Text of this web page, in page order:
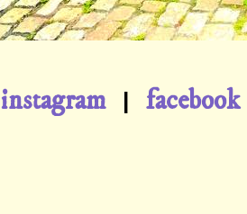
instagram| facebook